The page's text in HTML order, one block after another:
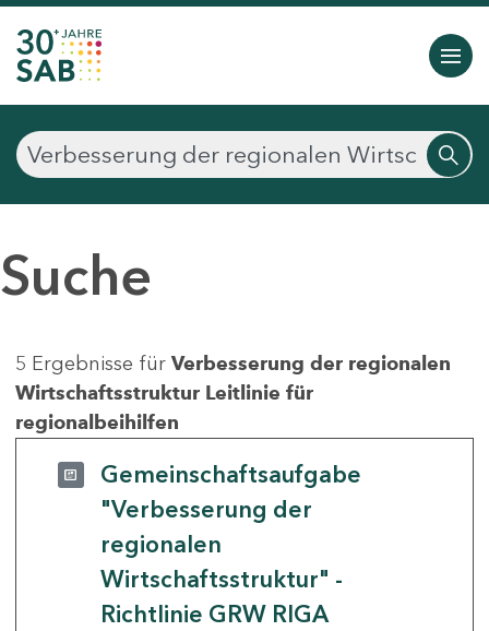
Suche
5 Ergebnisse für Verbesserung der regionalen
Wirtschaftsstruktur Leitlinie für
regionalbeihilfen
Gemeinschaftsaufgabe
"Verbesserung der
regionalen
Wirtschaftsstruktur" -
Richtlinie GRW RIGA